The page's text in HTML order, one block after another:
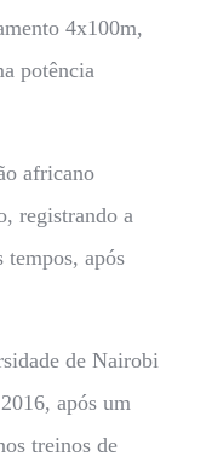
4x100m,
potência
africano
registrando a
tempos, após
de Nairobi
após um
treinos de